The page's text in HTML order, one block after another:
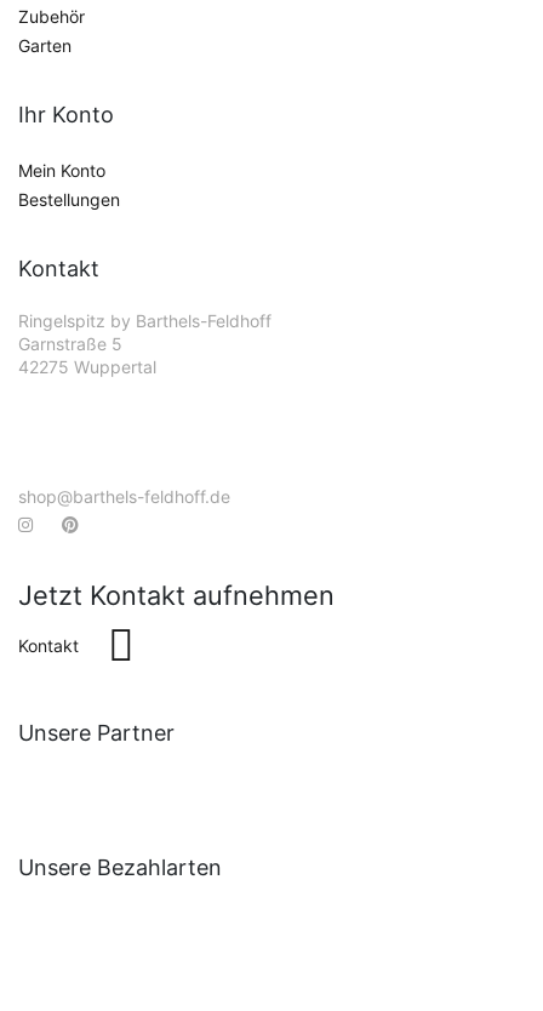
Zubehör
Garten
Ihr Konto
Mein Konto
Bestellungen
Kontakt
Ringelspitz by Barthels-Feldhoff
Garnstraße 5
42275 Wuppertal
shop@barthels-feldhoff.de
Jetzt Kontakt aufnehmen
Kontakt
Unsere Partner
Unsere Bezahlarten